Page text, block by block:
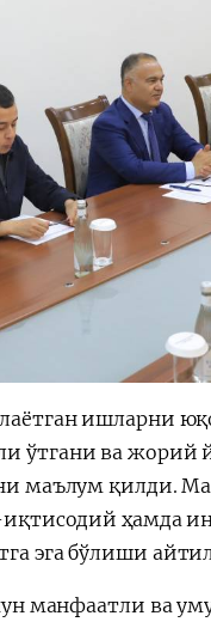
ишларни
ўтгани ва жорий
маълум қилди.
ҳамда
эга бўлиши
манфаатли ва